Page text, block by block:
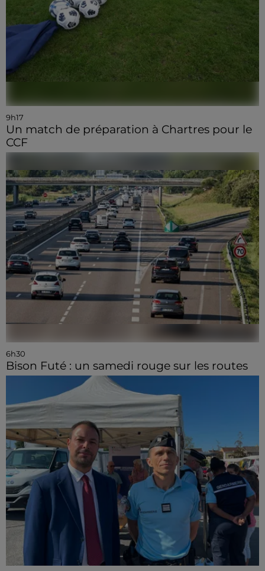
9h17
Un match de préparation à Chartres pour le
CCF
6h30
Bison Futé : un samedi rouge sur les routes